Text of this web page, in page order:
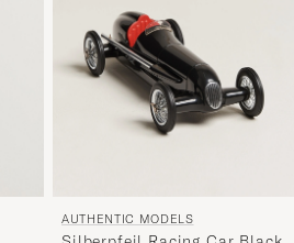
AUTHENTIC MODELS